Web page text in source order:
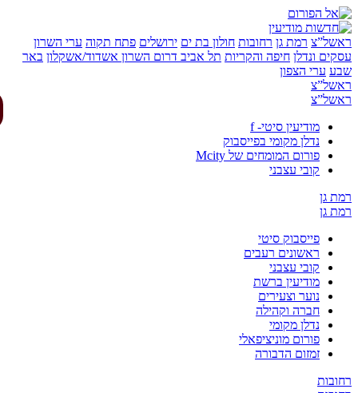
רמת גן רחובות חולון בת ים ירושלים פתח תקוה ערי השרון
ונדלן חיפה והקריות תל אביבדרום השרוןאשדוד/אשקלון באר
ערי הצפון
מודיעין סיטי- f
נדלן מקומי בפייסבוק
פורום המומחים של Mcity
קובי עצבני
גן
גן
פייסבוק סיטי
ראשונים רעבים
קובי עצבני
מודיעין ברשת
נוער וצעירים
חברה וקהילה
נדלן מקומי
פורום מוניציפאלי
זמזום הדבורה